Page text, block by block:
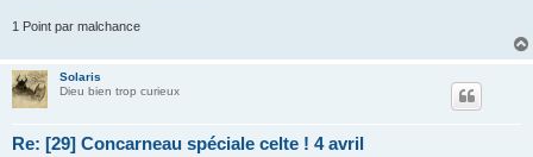
1 Point par malchance
Solaris
Dieu bien trop curieux
Re: [29] Concarneau spéciale celte ! 4 avril